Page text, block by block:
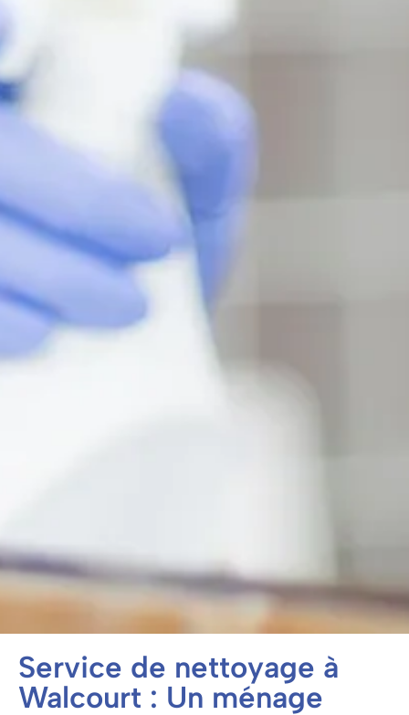
Service de nettoyage à
Walcourt : Un ménage